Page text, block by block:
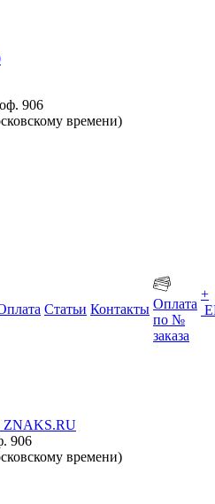
906
времени)
Статьи Контакты Оплата
по №
заказа
+
906
времени)